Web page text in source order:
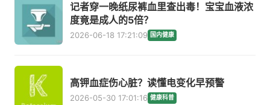
记者穿一晚纸尿裤血里查出毒！宝宝血液浓
度竟是成人的5倍？
2026-06-18 17:21:09 国内健康
高钾血症伤心脏？读懂电变化早预警
2026-05-30 17:01:16 健康科普